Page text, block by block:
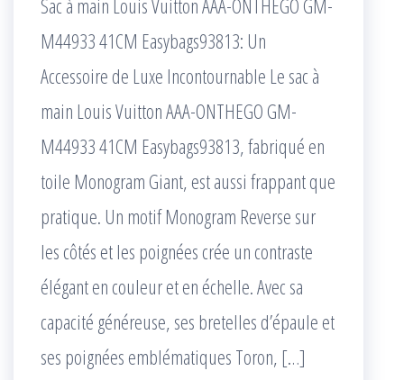
Sac à main Louis Vuitton AAA-ONTHEGO GM-
M44933 41CM Easybags93813: Un
Accessoire de Luxe Incontournable Le sac à
main Louis Vuitton AAA-ONTHEGO GM-
M44933 41CM Easybags93813, fabriqué en
toile Monogram Giant, est aussi frappant que
pratique. Un motif Monogram Reverse sur
les côtés et les poignées crée un contraste
élégant en couleur et en échelle. Avec sa
capacité généreuse, ses bretelles d’épaule et
ses poignées emblématiques Toron, […]